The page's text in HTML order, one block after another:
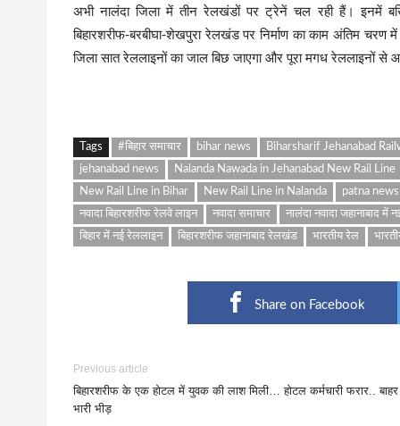
अभी नालंदा जिला में तीन रेलखंडों पर ट्रेनें चल रही हैं। इनमें
बिहारशरीफ-बरबीघा-शेखपुरा रेलखंड पर निर्माण का काम अंतिम
जिला सात रेललाइनों का जाल बिछ जाएगा और पूरा मगध रेललाइनों
Tags #बिहार समाचार bihar news
Biharsharif Jehanabad
jehanabad news
Nalanda Nawada in Jehanabad New Rail Line
New Rail Line in Bihar
New Rail Line in Nalanda
patna news
नवादा बिहारशरीफ रेलवे लाइन
नवादा समाचार
नालंदा नवादा जहानाबाद में
बिहार में नई रेललाइन
बिहारशरीफ जहानाबाद रेलखंड भारतीय रेल
Share on Facebook
Previous article
बिहारशरीफ के एक होटल में युवक की लाश मिली… होटल कर्मचारी फरार.. बाहर
भारी भीड़